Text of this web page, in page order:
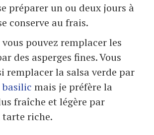
préparer un ou deux jours à
conserve au frais.
vous pouvez remplacer les
des asperges fines. Vous
remplacer la salsa verde par
mais je préfère la
fraîche et légère par
riche.